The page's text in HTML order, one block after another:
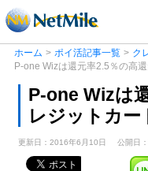
ホーム > ポイ活記事一覧 > ク
P-one Wizは還元率2.5％の高
P-one Wizは
レジットカー
更新日：2016年6月10日 公開日